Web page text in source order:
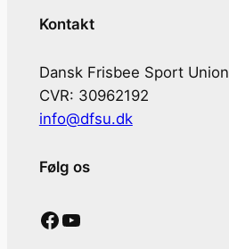
Kontakt
Dansk Frisbee Sport Union
CVR: 30962192
info@dfsu.dk
Følg os
Facebook YouTube